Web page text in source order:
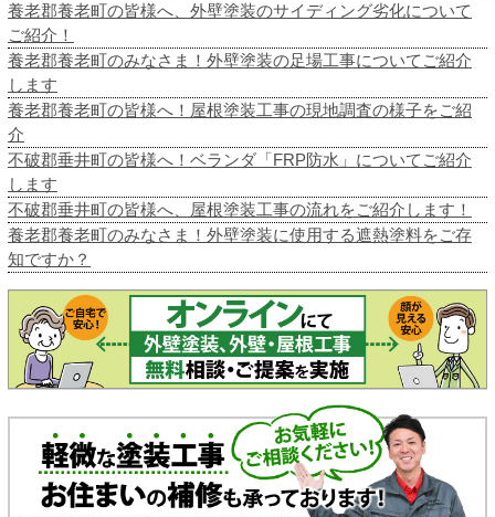
養老郡養老町の皆様へ、外壁塗装のサイディング劣化について
ご紹介！
養老郡養老町のみなさま！外壁塗装の足場工事についてご紹介
します
養老郡養老町の皆様へ！屋根塗装工事の現地調査の様子をご紹
介
不破郡垂井町の皆様へ！ベランダ「FRP防水」についてご紹介
します
不破郡垂井町の皆様へ、屋根塗装工事の流れをご紹介します！
養老郡養老町のみなさま！外壁塗装に使用する遮熱塗料をご存
知ですか？